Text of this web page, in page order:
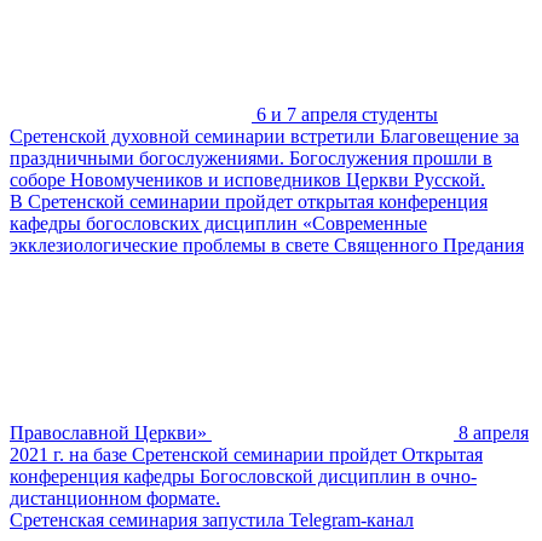
6 и 7 апреля студенты
Сретенской духовной семинарии встретили Благовещение за
праздничными богослужениями. Богослужения прошли в
соборе Но­во­му­че­ни­ков и ис­по­вед­ни­ков Церк­ви Рус­ской.
В Сретенской семинарии пройдет открытая конференция
кафедры богословских дисциплин «Современные
экклезиологические проблемы в свете Священного Предания
Православной Церкви»
8 апреля
2021 г. на базе Сретенской семинарии пройдет Открытая
конференция кафедры Богословской дисциплин в очно-
дистанционном формате.
Сретенская семинария запустила Telegram-канал